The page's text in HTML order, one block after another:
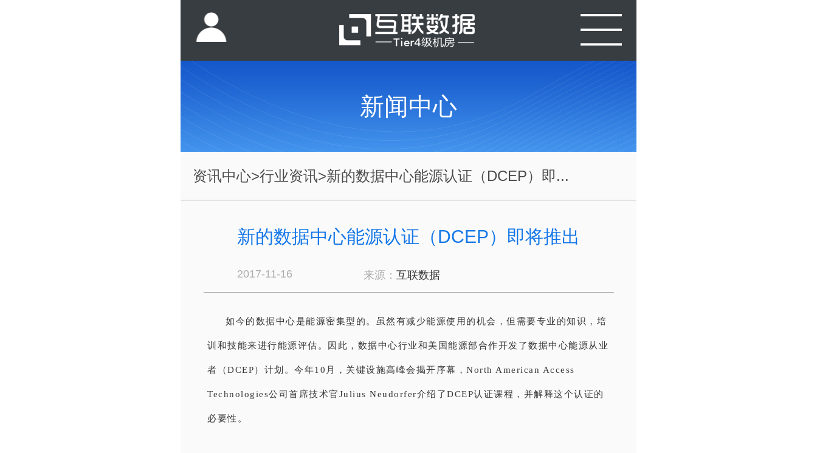
新闻中心
资讯中心>行业资讯>新的数据中心能源认证（DCEP）即...
新的数据中心能源认证（DCEP）即将推出
2017-11-16 来源： 互联数据
如今的数据中心是能源密集型的。虽然有减少能源使用的机会，但需要专业的知识，培
训和技能来进行能源评估。因此，数据中心行业和美国能源部合作开发了数据中心能源从业
者（DCEP）计划。今年10月，关键设施高峰会揭开序幕，North American Access
Technologies公司首席技术官Julius Neudorfer介绍了DCEP认证课程，并解释这个认证的
必要性。